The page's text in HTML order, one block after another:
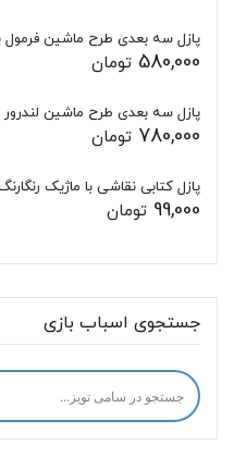
پازل سه بعدی طرح ماشین
580,000 تومان
پازل سه بعدی طرح ماشین
780,000 تومان
پازل کتابی نقاشی با ماژیک
99,000 تومان
جستجوی اسباب بازی